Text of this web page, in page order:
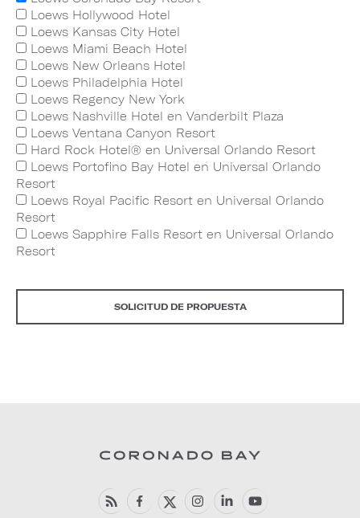
Loews Hollywood Hotel
Loews Kansas City Hotel
Loews Miami Beach Hotel
Loews New Orleans Hotel
Loews Philadelphia Hotel
Loews Regency New York
Loews Nashville Hotel en Vanderbilt Plaza
Loews Ventana Canyon Resort
Hard Rock Hotel® en Universal Orlando Resort
Loews Portofino Bay Hotel en Universal Orlando
Resort
Loews Royal Pacific Resort en Universal Orlando
Resort
Loews Sapphire Falls Resort en Universal Orlando
Resort
SOLICITUD DE PROPUESTA